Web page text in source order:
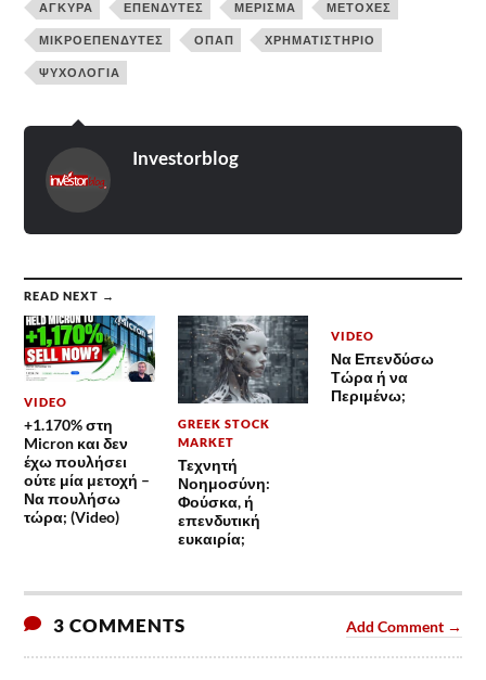
ΆΓΚΥΡΑ ΕΠΕΝΔΥΤΈΣ ΜΈΡΙΣΜΑ ΜΕΤΟΧΈΣ
ΜΙΚΡΟΕΠΕΝΔΥΤΈΣ ΟΠΑΠ ΧΡΗΜΑΤΙΣΤΉΡΙΟ
ΨΥΧΟΛΟΓΊΑ
Investorblog
READ NEXT →
VIDEO
+1.170% στη
Micron και δεν
έχω πουλήσει
ούτε μία μετοχή –
Να πουλήσω
τώρα; (Video)
GREEK STOCK
MARKET
Τεχνητή
Νοημοσύνη:
Φούσκα, ή
επενδυτική
ευκαιρία;
VIDEO
Να Επενδύσω
Τώρα ή να
Περιμένω;
3 COMMENTS Add Comment →